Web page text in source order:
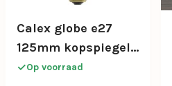
Calex globe e27
125mm kopspiegel
zwart dimbaar
Op voorraad